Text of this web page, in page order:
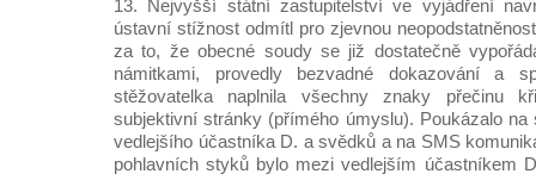
13. Nejvyšší státní zastupitelství ve vyjádření
ústavní stížnost odmítl pro zjevnou
za to, že obecné soudy se již dostatečně
námitkami, provedly bezvadné dokazování a
stěžovatelka naplnila všechny znaky přečinu
subjektivní stránky (přímého úmyslu). Poukázalo
vedlejšího účastníka D. a svědků a na SMS
pohlavních styků bylo mezi vedlejším účastníkem